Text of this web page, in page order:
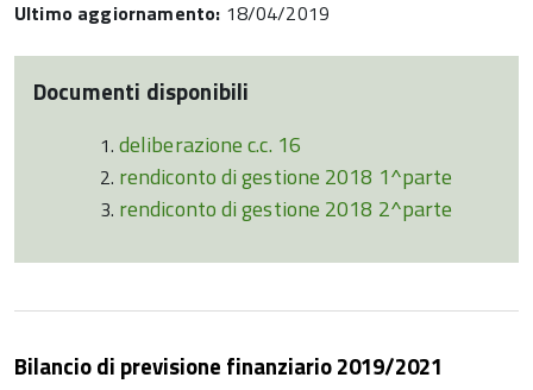
Ultimo aggiornamento: 18/04/2019
Documenti disponibili
deliberazione c.c. 16
rendiconto di gestione 2018 1^parte
rendiconto di gestione 2018 2^parte
Bilancio di previsione finanziario 2019/2021